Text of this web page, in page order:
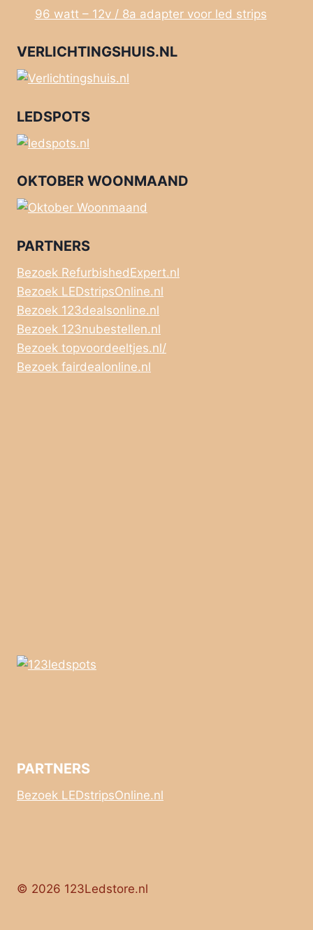
96 watt – 12v / 8a adapter voor led strips
VERLICHTINGSHUIS.NL
LEDSPOTS
OKTOBER WOONMAAND
PARTNERS
Bezoek RefurbishedExpert.nl
Bezoek LEDstripsOnline.nl
Bezoek 123dealsonline.nl
Bezoek 123nubestellen.nl
Bezoek topvoordeeltjes.nl/
Bezoek fairdealonline.nl
PARTNERS
Bezoek LEDstripsOnline.nl
© 2026 123Ledstore.nl